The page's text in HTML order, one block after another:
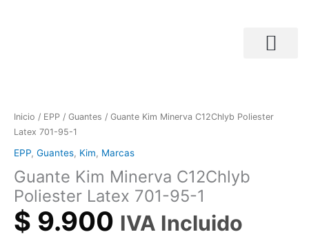
Inicio / EPP / Guantes / Guante Kim Minerva C12Chlyb Poliester
Latex 701-95-1
EPP, Guantes, Kim, Marcas
Guante Kim Minerva C12Chlyb
Poliester Latex 701-95-1
$ 9.900 IVA Incluido
Minerva
C12Chlyb
Latex
701-
95-
1
cantidad